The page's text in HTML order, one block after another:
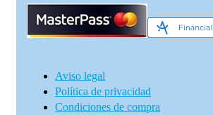
Aviso legal
Política de privacidad
Condiciones de compra